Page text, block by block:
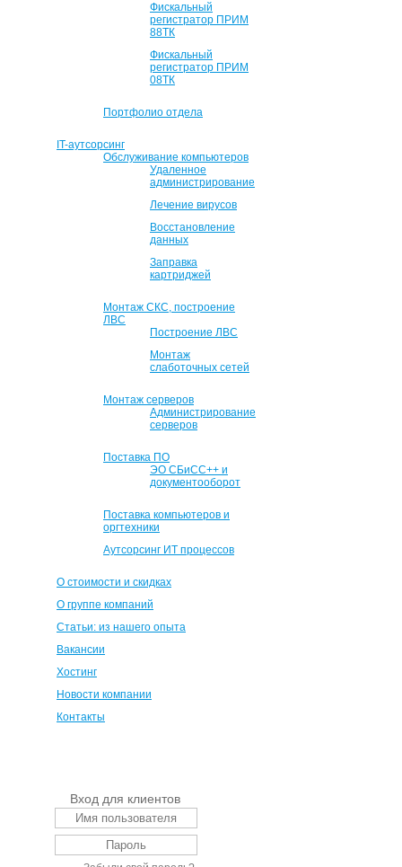
Фискальный
регистратор ПРИМ
88ТК
Фискальный
регистратор ПРИМ
08ТК
Портфолио отдела
IT-аутсорсинг
Обслуживание компьютеров
Удаленное
администрирование
Лечение вирусов
Восстановление
данных
Заправка
картриджей
Монтаж СКС, построение
ЛВС
Построение ЛВС
Монтаж
слаботочных сетей
Монтаж серверов
Администрирование
серверов
Поставка ПО
ЭО СБиСС++ и
документооборот
Поставка компьютеров и
оргтехники
Аутсорсинг ИТ процессов
О стоимости и скидках
О группе компаний
Статьи: из нашего опыта
Вакансии
Хостинг
Новости компании
Контакты
Вход для клиентов